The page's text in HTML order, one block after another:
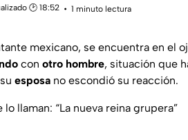
🕑 18:52
1 minuto lectura
mexicano, se encuentra en el
con otro hombre, situación que
esposa no escondió su reacción.
llaman: “La nueva reina grupera”